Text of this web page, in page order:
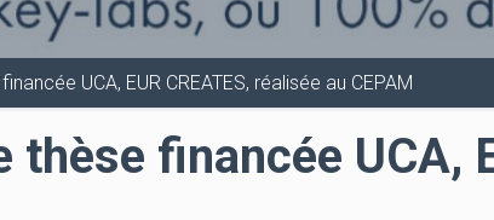
UCA, EUR CREATES, réalisée au CEPAM
financée UCA,